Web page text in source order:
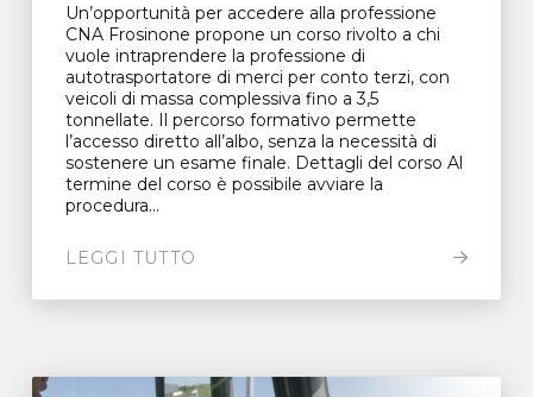
Un’opportunità per accedere alla professione
CNA Frosinone propone un corso rivolto a chi
vuole intraprendere la professione di
autotrasportatore di merci per conto terzi, con
veicoli di massa complessiva fino a 3,5
tonnellate. Il percorso formativo permette
l’accesso diretto all’albo, senza la necessità di
sostenere un esame finale. Dettagli del corso Al
termine del corso è possibile avviare la
procedura...
LEGGI TUTTO